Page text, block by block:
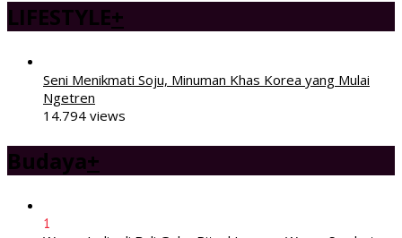
LIFESTYLE+
Seni Menikmati Soju, Minuman Khas Korea yang Mulai
Ngetren
14.794 views
Budaya+
1